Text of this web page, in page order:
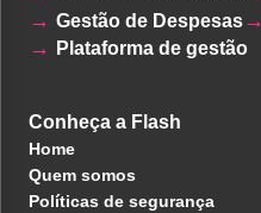
Gestão de Despesas
Plataforma de gestão
Conheça a Flash
Home
Quem somos
Políticas de segurança